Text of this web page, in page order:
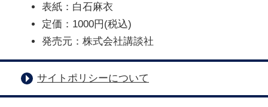
表紙：白石麻衣
定価：1000円(税込)
発売元：株式会社講談社
サイトポリシーについて